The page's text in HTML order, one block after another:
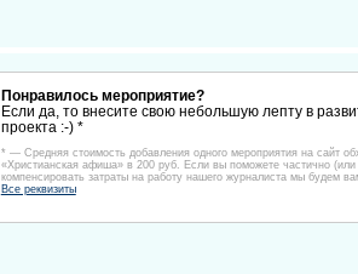
Понравилось мероприятие?
Если да, то внесите свою небольшую лепту в
проекта :-) *
* — Средняя стоимость добавления одного мероприятия на сайт
«Христианская афиша» в 200 руб. Если вы поможете частично (или
компенсировать затраты на работу нашего журналиста мы будем
Все реквизиты